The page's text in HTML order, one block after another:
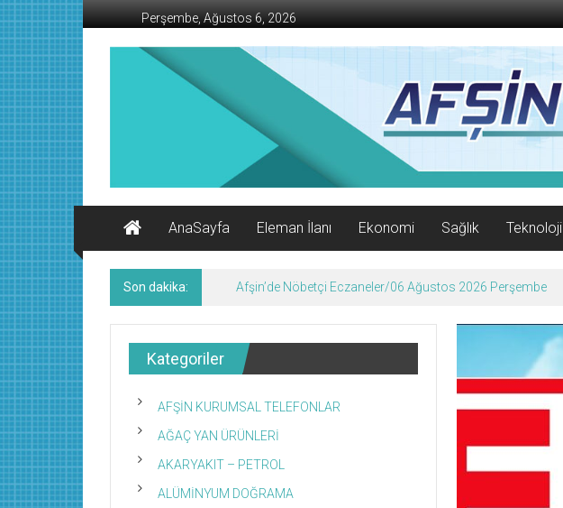
İçeriğe
geç
Perşembe, Ağustos 6, 2026
AFŞİN
Ekonomi
Kanalı
AnaSayfa
Eleman İlanı Ekonomi Sağlık Teknoloji
Son dakika: Afşin’de Nöbetçi Eczaneler/06 Ağustos 2026 Perşembe
Kategoriler
AFŞİN KURUMSAL TELEFONLAR
AĞAÇ YAN ÜRÜNLERİ
AKARYAKIT – PETROL
ALÜMİNYUM DOĞRAMA